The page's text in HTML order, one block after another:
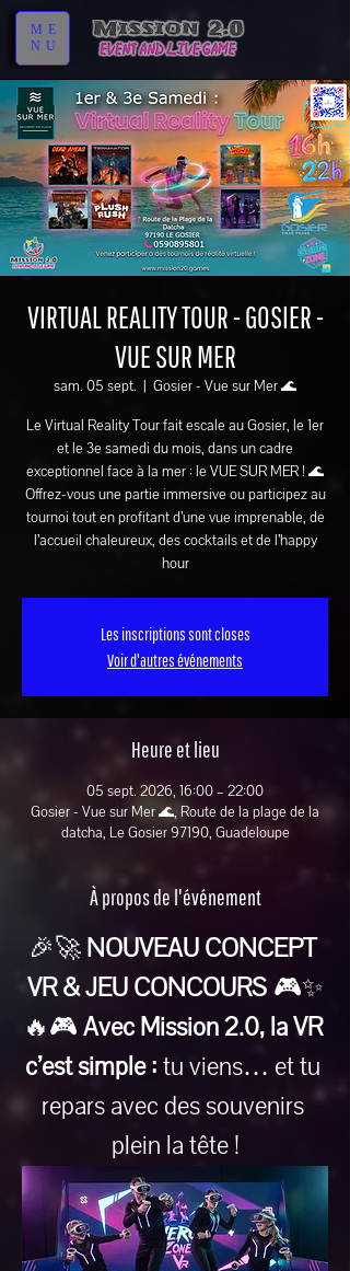
ME
NU
VIRTUAL REALITY TOUR - GOSIER -
VUE SUR MER
sam. 05 sept.
  |
Gosier - Vue sur Mer 🌊
Le Virtual Reality Tour fait escale au Gosier, le 1er
et le 3e samedi du mois, dans un cadre
exceptionnel face à la mer : le VUE SUR MER ! 🌊
Offrez-vous une partie immersive ou participez au
tournoi tout en profitant d’une vue imprenable, de
l’accueil chaleureux, des cocktails et de l’happy
hour
Les inscriptions sont closes
Voir d'autres événements
Heure et lieu
05 sept. 2026, 16:00 – 22:00
Gosier - Vue sur Mer 🌊, Route de la plage de la
datcha, Le Gosier 97190, Guadeloupe
À propos de l'événement
🎉🚀 NOUVEAU CONCEPT
VR & JEU CONCOURS 🎮✨
🔥🎮 Avec Mission 2.0, la VR
c’est simple : tu viens… et tu
repars avec des souvenirs
plein la tête !